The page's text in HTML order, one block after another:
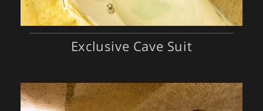
Exclusive Cave Suit